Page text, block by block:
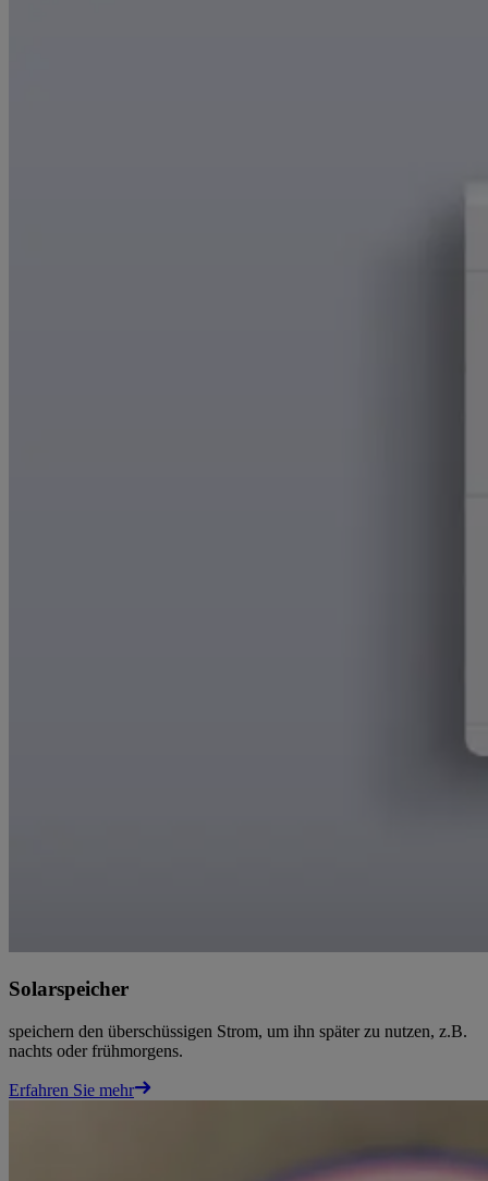
Solarspeicher
speichern den überschüssigen Strom, um ihn später zu nutzen, z.B.
nachts oder frühmorgens.
Erfahren Sie mehr